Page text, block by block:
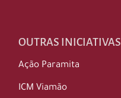
OUTRAS INICIATIVAS
Ação Paramita
ICM Viamão